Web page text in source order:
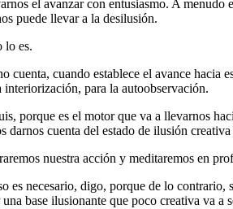
el avanzar con entusiasmo. A menudo
puede llevar a la desilusión.
lo es.
cuando establece el avance
interiorización, para la autoobservación.
porque es el motor que va a llevarnos
darnos cuenta del estado de ilusión
nuestra acción y meditaremos en
necesario, digo, porque de lo
base ilusionante que poco creativa va a